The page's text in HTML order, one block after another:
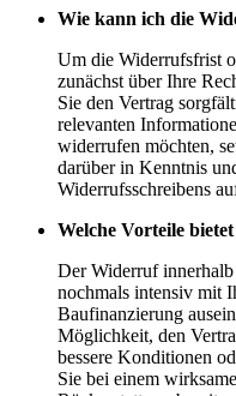
Wie kann ich die
Um die Widerrufsfrist
zunächst über Ihre
Sie den Vertrag
relevanten
widerrufen möchten,
darüber in Kenntnis
Widerrufsschreibens
Welche Vorteile
Der Widerruf
nochmals intensiv mit
Baufinanzierung
Möglichkeit, den
bessere Konditionen
Sie bei einem